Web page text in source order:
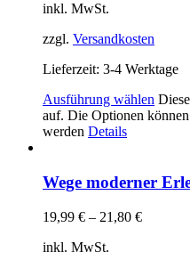
inkl. MwSt.
zzgl. Versandkosten
Lieferzeit: 3-4 Werktage
Ausführung wählen
auf. Die Optionen
werden Details
Wege moderner
19,99 € – 21,80 €
inkl. MwSt.